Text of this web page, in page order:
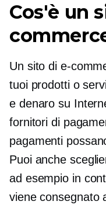
Cos'è un
Un sito di e-
tuoi prodotti o
e denaro su
fornitori di
pagamenti
Puoi anche
ad esempio in
viene consegnato